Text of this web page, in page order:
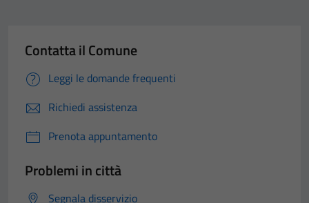
Contatta il Comune
Leggi le domande frequenti
Richiedi assistenza
Prenota appuntamento
Problemi in città
Segnala disservizio